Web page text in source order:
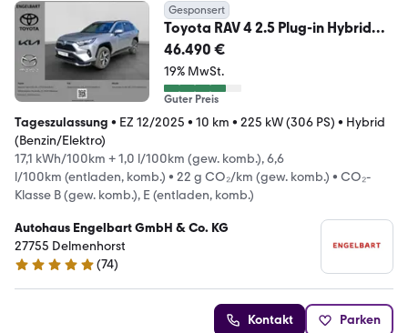
Gesponsert
Toyota RAV 4 2.5 Plug-in Hybrid
4x4 Teamplayer
46.490 €
19% MwSt.
Guter Preis
Tageszulassung • EZ 12/2025 • 10 km • 225 kW (306 PS) • Hybrid
(Benzin/Elektro)
17,1 kWh/100km + 1,0 l/100km (gew. komb.), 6,6
l/100km (entladen, komb.) • 22 g CO₂/km (gew. komb.) • CO₂-
Klasse B (gew. komb.), E (entladen, komb.)
Autohaus Engelbart GmbH & Co. KG
27755 Delmenhorst
4.9 Sterne
(74)
Kontakt Parken